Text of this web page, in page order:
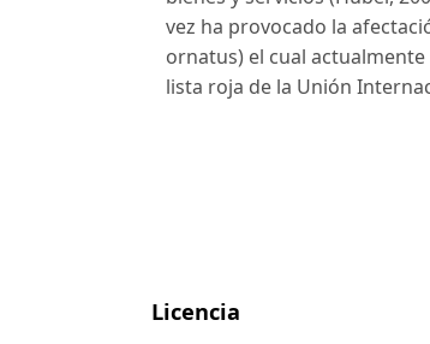
vez ha provocado la
ornatus) el cual
lista roja de la Unión
Licencia